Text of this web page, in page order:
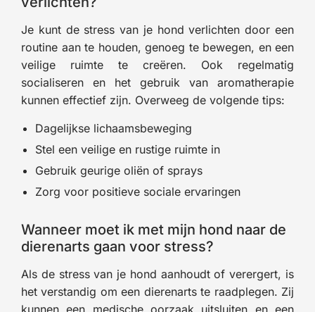
Je kunt de stress van je hond verlichten door een
routine aan te houden, genoeg te bewegen, en een
veilige ruimte te creëren. Ook regelmatig
socialiseren en het gebruik van aromatherapie
kunnen effectief zijn. Overweeg de volgende tips:
Dagelijkse lichaamsbeweging
Stel een veilige en rustige ruimte in
Gebruik geurige oliën of sprays
Zorg voor positieve sociale ervaringen
Wanneer moet ik met mijn hond naar de
dierenarts gaan voor stress?
Als de stress van je hond aanhoudt of verergert, is
het verstandig om een dierenarts te raadplegen. Zij
kunnen een medische oorzaak uitsluiten en een